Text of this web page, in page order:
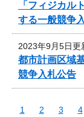
「フィジカル
する一般競争
2023年9月5日更
都市計画区域
競争入札公告
1 2 3 4